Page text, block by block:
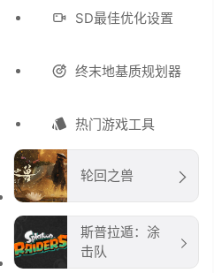
SD最佳优化设置
终末地基质规划器
热门游戏工具
轮回之兽
斯普拉遁：涂
击队